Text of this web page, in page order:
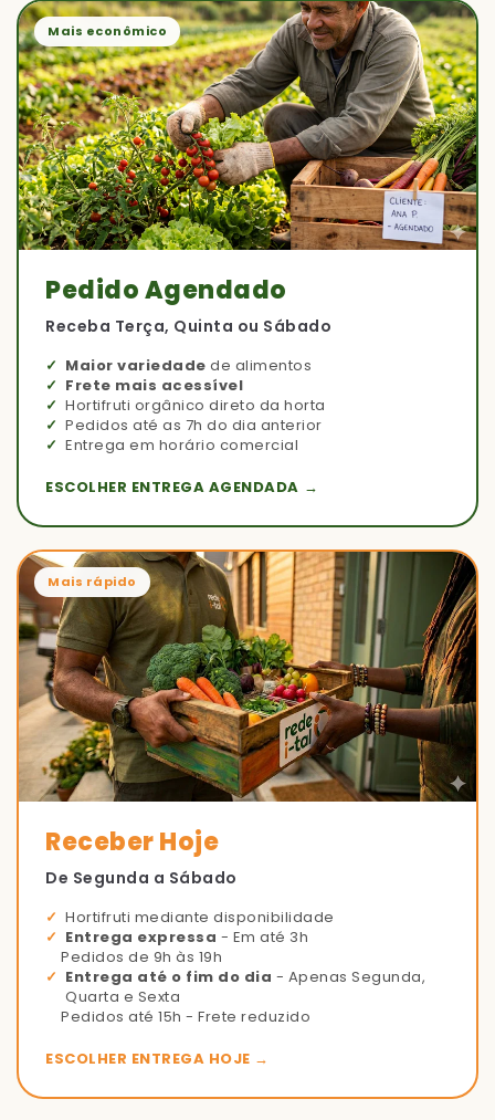
Mais econômico
Pedido Agendado
Receba Terça, Quinta ou Sábado
Maior variedade de alimentos
Frete mais acessível
Hortifruti orgânico direto da horta
Pedidos até as 7h do dia anterior
Entrega em horário comercial
ESCOLHER ENTREGA AGENDADA →
Mais rápido
Receber Hoje
De Segunda a Sábado
Hortifruti mediante disponibilidade
Entrega expressa - Em até 3h
Pedidos de 9h às 19h
Entrega até o fim do dia - Apenas Segunda,
Quarta e Sexta
Pedidos até 15h - Frete reduzido
ESCOLHER ENTREGA HOJE →